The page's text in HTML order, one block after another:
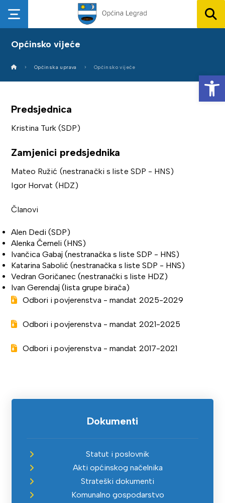
Općinsko vijeće
Općinska uprava Općinsko vijeće
Predsjednica
Kristina Turk (SDP)
Zamjenici predsjednika
Mateo Ružić (nestranački s liste SDP - HNS)
Igor Horvat (HDZ)
Članovi
Alen Dedi (SDP)
Alenka Černeli (HNS)
Ivančica Gabaj (nestranačka s liste SDP - HNS)
Katarina Sabolić (nestranačka s liste SDP - HNS)
Vedran Goričanec (nestranački s liste HDZ)
Ivan Gerendaj (lista grupe birača)
Odbori i povjerenstva - mandat 2025-2029
Odbori i povjerenstva - mandat 2021-2025
Odbori i povjerenstva - mandat 2017-2021
Dokumenti
Statut i poslovnik
Akti općinskog načelnika
Strateški dokumenti
Komunalno gospodarstvo